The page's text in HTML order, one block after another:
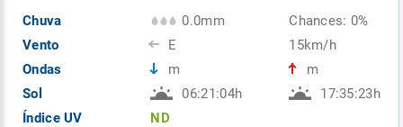
Chuva
Vento
Ondas
Sol
Índice UV
0.0mm
E
m
06:21:04h
ND
Chances: 0%
15km/h
m
17:35:23h